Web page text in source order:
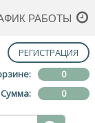
РАБОТЫ
РЕГИСТРАЦИЯ
0
Сумма:
0